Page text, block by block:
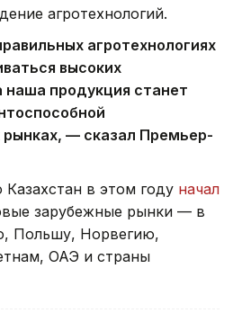
агротехнологий.
агротехнологиях
высоких
наша продукция станет
рынках, — сказал Премьер-
в этом году начал
зарубежные рынки — в
Польшу, Норвегию,
ОАЭ и страны